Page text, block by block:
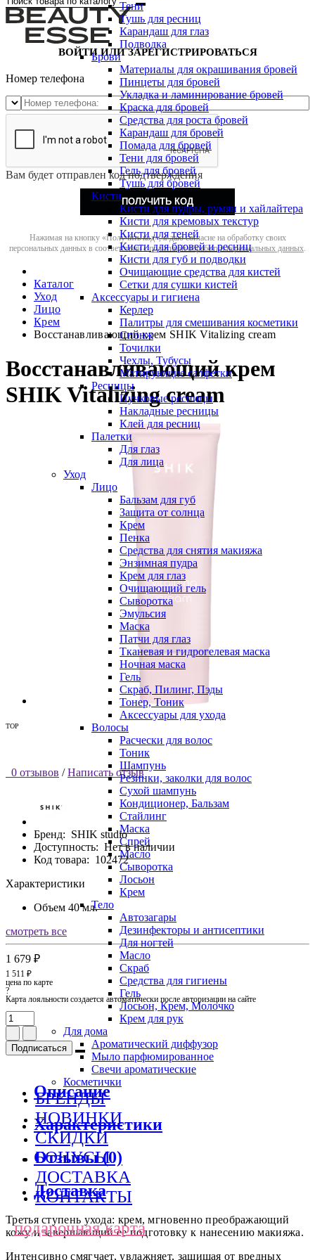
Тени
Тушь для ресниц
Карандаш для глаз
Подводка
Брови
Материалы для окрашивания бровей
Пинцеты для бровей
Укладка и ламинирование бровей
Краска для бровей
Средства для роста бровей
Карандаш для бровей
Помада для бровей
Тени для бровей
Гель для бровей
Тушь для бровей
Кисти
Кисти для пудры, румян и хайлайтера
Кисти для кремовых текстур
Кисти для теней
Кисти для бровей и ресниц
Кисти для губ и подводки
Очищающие средства для кистей
Сетки для сушки кистей
Аксессуары и гигиена
Керлер
Палитры для смешивания косметики
Спонж
Точилки
Чехлы, Тубусы
Матирующие салфетки
Ресницы
Пучковые ресницы
Накладные ресницы
Клей для ресниц
Палетки
Для глаз
Для лица
Уход
Лицо
Бальзам для губ
Защита от солнца
Крем
Пенка
Средства для снятия макияжа
Энзимная пудра
Крем для глаз
Очищающий гель
Сыворотка
Эмульсия
Маска
Патчи для глаз
Тканевая и гидрогелевая маска
Ночная маска
Гель
Скраб, Пилинг, Пэды
Тонер, Тоник
Аксессуары для ухода
Волосы
Расчески для волос
Тоник
Шампунь
Резинки, заколки для волос
Сухой шампунь
Кондиционер, Бальзам
Стайлинг
Маска
Спрей
Масло
Сыворотка
Лосьон
Крем
Тело
Автозагары
Дезинфекторы и антисептики
Для ногтей
Масло
Скраб
Средства для гигиены
Гель
Лосьон, Крем, Молочко
Крем для рук
Для дома
Ароматический диффузор
Мыло парфюмированное
Свечи ароматические
Косметички
БРЕНДЫ
НОВИНКИ
СКИДКИ
БОНУСЫ
ДОСТАВКА
КОНТАКТЫ
подарочная карта
ВОЙТИ ИЛИ ЗАРЕГИСТРИРОВАТЬСЯ
Номер телефона
Вам будет отправлен код подтверждения
ПОЛУЧИТЬ КОД
Нажимая на кнопку «Получить код», я даю согласие на обработку своих
персональных данных в соответствии сполитикой обработки персональных данных.
Каталог
Уход
Лицо
Крем
Восстанавливающий крем SHIK Vitalizing cream
Восстанавливающий крем
SHIK Vitalizing cream
TOP
0 отзывов / Написать отзыв
Бренд: SHIK studio
Доступность: Нет в наличии
Код товара: 102472
Характеристики
Объем 40 мл.
смотреть все
1 679 ₽
1 511 ₽
цена по карте
?
Карта лояльности создается автоматически после авторизации на сайте
Подписаться
Описание
Характеристики
Отзывы (0)
Доставка
Третья ступень ухода: крем, мгновенно преображающий
кожу и завершающий ее подготовку к нанесению макияжа.
Интенсивно смягчает, увлажняет, защищая от вредных